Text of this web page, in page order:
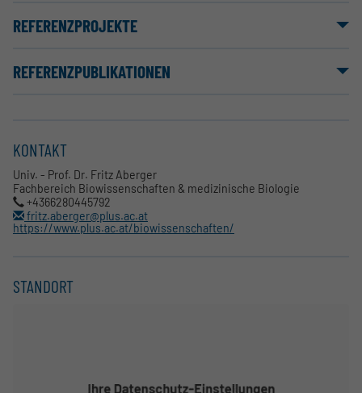
REFERENZPROJEKTE
REFERENZPUBLIKATIONEN
KONTAKT
Univ. - Prof. Dr. Fritz Aberger
Fachbereich Biowissenschaften & medizinische Biologie
+4366280445792
fritz.aberger@plus.ac.at
https://www.plus.ac.at/biowissenschaften/
STANDORT